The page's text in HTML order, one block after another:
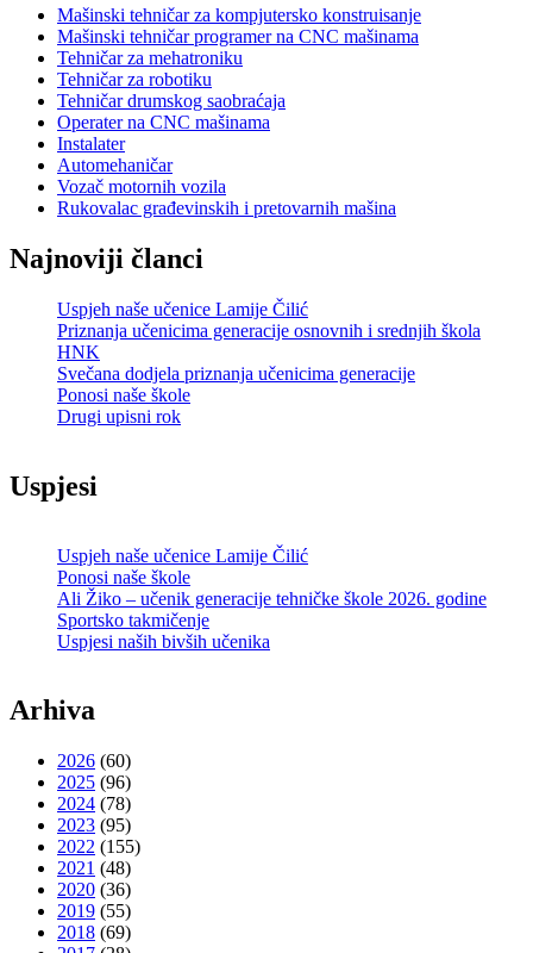
Mašinski tehničar za kompjutersko konstruisanje
Mašinski tehničar programer na CNC mašinama
Tehničar za mehatroniku
Tehničar za robotiku
Tehničar drumskog saobraćaja
Operater na CNC mašinama
Instalater
Automehaničar
Vozač motornih vozila
Rukovalac građevinskih i pretovarnih mašina
Najnoviji članci
Uspjeh naše učenice Lamije Čilić
Priznanja učenicima generacije osnovnih i srednjih škola
HNK
Svečana dodjela priznanja učenicima generacije
Ponosi naše škole
Drugi upisni rok
Uspjesi
Uspjeh naše učenice Lamije Čilić
Ponosi naše škole
Ali Žiko – učenik generacije tehničke škole 2026. godine
Sportsko takmičenje
Uspjesi naših bivših učenika
Arhiva
2026 (60)
2025 (96)
2024 (78)
2023 (95)
2022 (155)
2021 (48)
2020 (36)
2019 (55)
2018 (69)